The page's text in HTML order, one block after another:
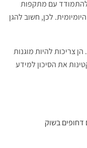
עם מתקפות
לכן, חשוב להגן
צריכות להיות מוגנות
את הסיכון למידע
בשוק